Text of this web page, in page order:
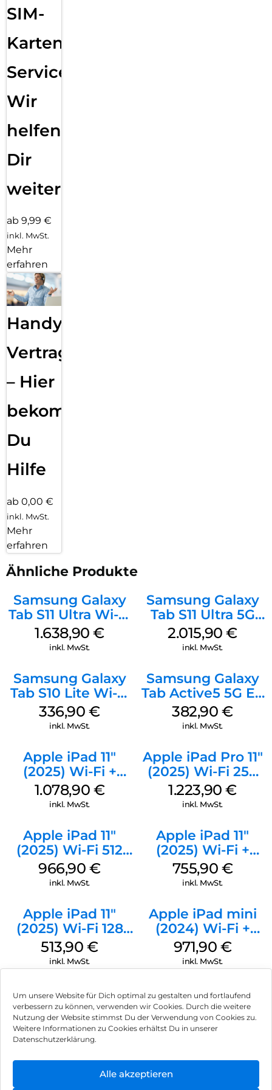
Um unsere Website für Dich optimal zu gestalten und fortlaufend
verbessern zu können, verwenden wir Cookies. Durch die weitere
Nutzung der Website stimmst Du der Verwendung von Cookies zu.
Weitere Informationen zu Cookies erhältst Du in unserer
Datenschutzerklärung.
Alle akzeptieren
SIM-
Karten
Service:
Wir
helfen
Dir
weiter
ab 9,99 €
inkl. MwSt.
Mehr
erfahren
Handy
Vertragsabwicklung
– Hier
bekommst
Du
Hilfe
ab 0,00 €
inkl. MwSt.
Mehr
erfahren
Ähnliche Produkte
Samsung Galaxy
Tab S11 Ultra Wi-Fi
512 GB Gray
1.638,90€
inkl. MwSt.
Samsung Galaxy
Tab S11 Ultra 5G
512 GB Gray
2.015,90€
inkl. MwSt.
Samsung Galaxy
Tab S10 Lite Wi-Fi
128 GB Silver
336,90€
inkl. MwSt.
Samsung Galaxy
Tab Active5 5G EE
128 GB Black
382,90€
inkl. MwSt.
Apple iPad 11″
(2025) Wi-Fi +
Cellular 512 GB
Gelb
1.078,90 €
inkl. MwSt.
Apple iPad Pro 11″
(2025) Wi-Fi 256
GB Standardglas
Space Schwarz
1.223,90€
inkl. MwSt.
Apple iPad 11″
(2025) Wi-Fi 512
GB Gelb
966,90€
inkl. MwSt.
Apple iPad 11″
(2025) Wi-Fi +
Cellular 256 GB
Pink
755,90 €
inkl. MwSt.
Apple iPad 11″
(2025) Wi-Fi 128
GB Silber
513,90€
inkl. MwSt.
Apple iPad mini
(2024) Wi-Fi +
Cellular 128 GB
Space Grau
971,90 €
inkl. MwSt.
Impressum
Können wir Dir behilflich sein?